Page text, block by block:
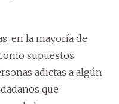
en la mayoría de
supuestos
adictas a algún
que